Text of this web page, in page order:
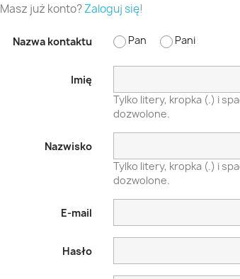
Masz już konto?Zaloguj się!
Nazwa kontaktu Pan Pani
Imię
Tylko litery, kropka (.) i
dozwolone.
Nazwisko
Tylko litery, kropka (.) i
dozwolone.
E-mail
Hasło